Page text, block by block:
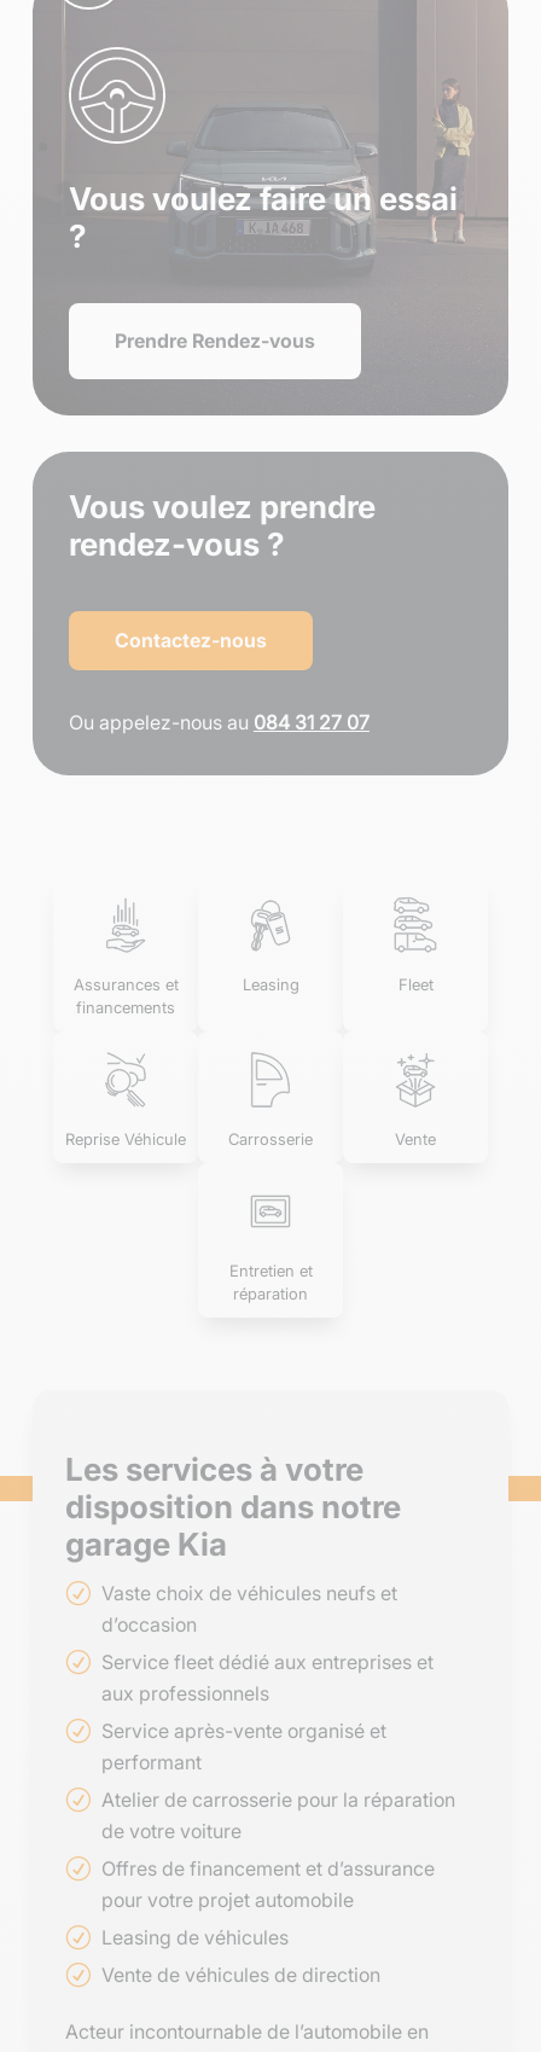
Vous voulez faire un essai
?
Prendre Rendez-vous
Vous voulez prendre
rendez-vous ?
Contactez-nous
Ou appelez-nous au 084 31 27 07
Assurances et
financements
Leasing Fleet
Reprise Véhicule Carrosserie Vente
Entretien et
réparation
Les services à votre
disposition dans notre
garage Kia
Vaste choix de véhicules neufs et
d’occasion
Service fleet dédié aux entreprises et
aux professionnels
Service après-vente organisé et
performant
Atelier de carrosserie pour la réparation
de votre voiture
Offres de financement et d’assurance
pour votre projet automobile
Leasing de véhicules
Vente de véhicules de direction
Acteur incontournable de l’automobile en